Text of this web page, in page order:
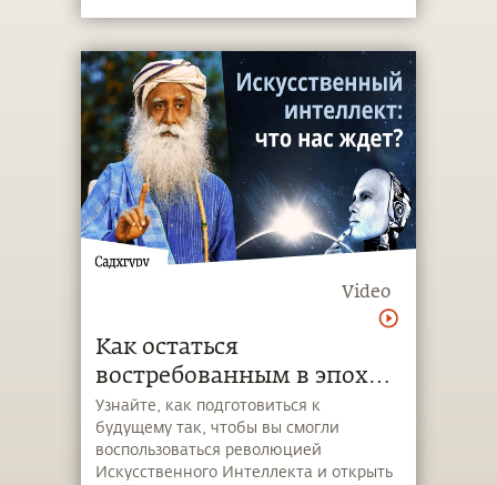
Video
Как остаться
востребованным в эпоху
ИИ?
Узнайте, как подготовиться к
будущему так, чтобы вы смогли
воспользоваться революцией
Искусственного Интеллекта и открыть